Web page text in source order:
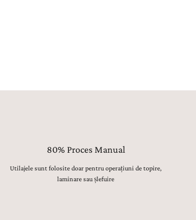
80% Proces Manual
Utilajele sunt folosite doar pentru operațiuni de topire,
laminare sau șlefuire